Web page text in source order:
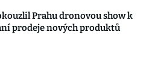
Prahu dronovou show k
prodeje nových produktů